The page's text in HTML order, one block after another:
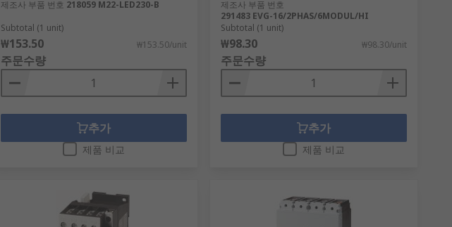
제조사 부품 번호 218059 M22-LED230-B
Subtotal (1 unit)
₩153.50 ₩153.50/unit
주문수량
추가
제품 비교
제조사 부품 번호
291483 EVG-16/2PHAS/6MODUL/HI
Subtotal (1 unit)
₩98.30 ₩98.30/unit
주문수량
추가
제품 비교